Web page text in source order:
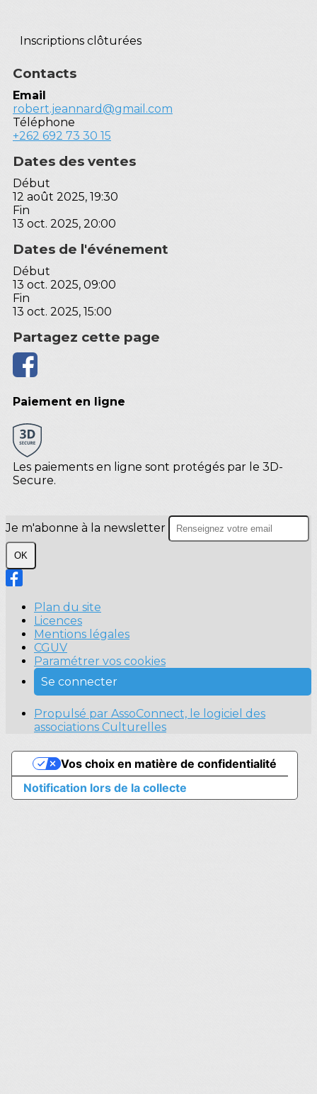
Inscriptions clôturées
Contacts
Email
robert.jeannard@gmail.com
Téléphone
+262 692 73 30 15
Dates des ventes
Début
12 août 2025, 19:30
Fin
13 oct. 2025, 20:00
Dates de l'événement
Début
13 oct. 2025, 09:00
Fin
13 oct. 2025, 15:00
Partagez cette page
Paiement en ligne
Les paiements en ligne sont protégés par le 3D-
Secure.
Je m'abonne à la newsletter
OK
Plan du site
Licences
Mentions légales
CGUV
Paramétrer vos cookies
Se connecter
Propulsé par AssoConnect, le logiciel des
associations Culturelles
Notification lors de la collecte
Vos choix en matière de confidentialité